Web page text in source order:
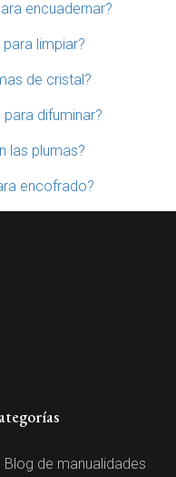
encuadernar?
limpiar?
de cristal?
para difuminar?
las plumas?
encofrado?
Blog de manualidades